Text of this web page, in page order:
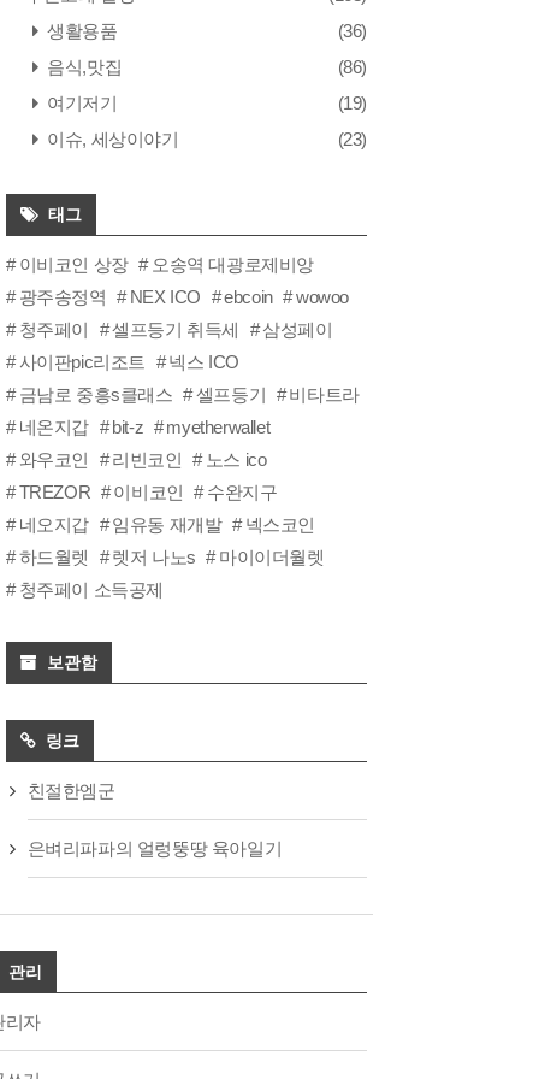
생활용품
(36)
음식,맛집
(86)
여기저기
(19)
이슈, 세상이야기
(23)
태그
이비코인 상장
오송역 대광로제비앙
광주송정역
NEX ICO ebcoin
wowoo
청주페이
셀프등기 취득세
삼성페이
사이판pic리조트
넥스 ICO
금남로 중흥s클래스
셀프등기
비타트라
네온지갑
bit-z
myetherwallet
와우코인
리빈코인
노스 ico
TREZOR
이비코인
수완지구
네오지갑
임유동 재개발
넥스코인
하드월렛
렛저 나노s
마이이더월렛
청주페이 소득공제
보관함
링크
친절한엠군
은벼리파파의 얼렁뚱땅 육아일기
관리
리자